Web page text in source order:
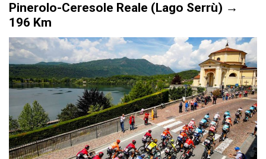
Pinerolo-Ceresole Reale (Lago Serrù) →
196 Km